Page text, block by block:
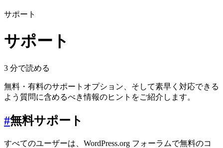
サポート
サポート
3 分で読める
無料・有料のサポートオプション、そして素早く対応できる
よう質問に含めるべき情報のヒントをご紹介します。
#無料サポート
すべてのユーザーは、WordPress.org フォーラムで無料のコ